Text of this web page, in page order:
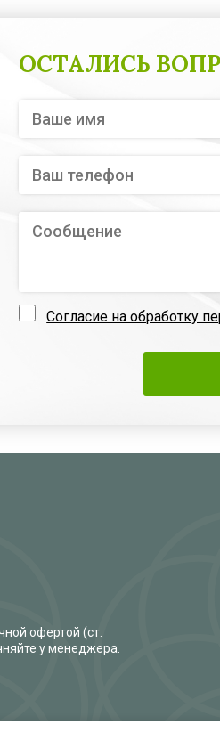
ОСТАЛИСЬ
Согласие на обработку
офертой (ст.
у менеджера.